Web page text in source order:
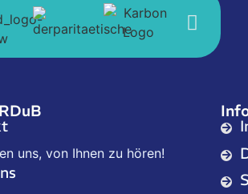
uns, von Ihnen zu hören!